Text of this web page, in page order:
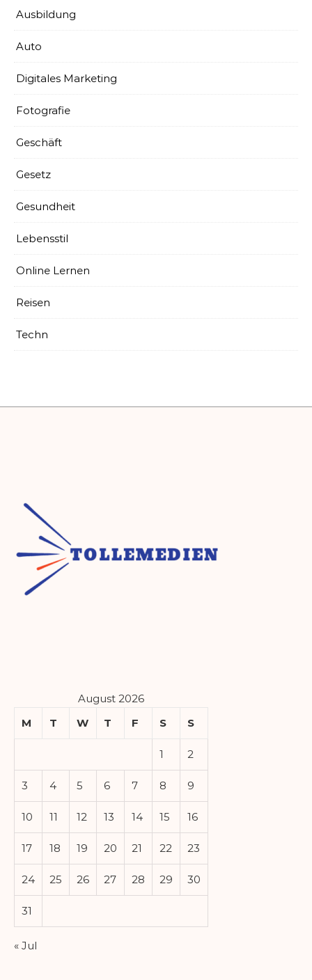
Ausbildung
Auto
Digitales Marketing
Fotografie
Geschäft
Gesetz
Gesundheit
Lebensstil
Online Lernen
Reisen
Techn
August 2026
M
T W T F S S
1 2
3 4 5 6 7 8 9
10 11 12 13 14 15 16
17 18 19 20 21 22 23
24 25 26 27 28 29 30
31
« Jul